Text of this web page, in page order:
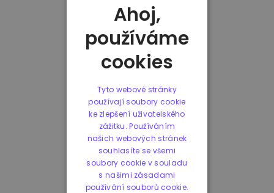
Ahoj,
používáme
cookies
Tyto webové stránky
používají soubory cookie
ke zlepšení uživatelského
zážitku. Používáním
našich webových stránek
souhlasíte se všemi
soubory cookie v souladu
s našimi zásadami
používání souborů cookie.